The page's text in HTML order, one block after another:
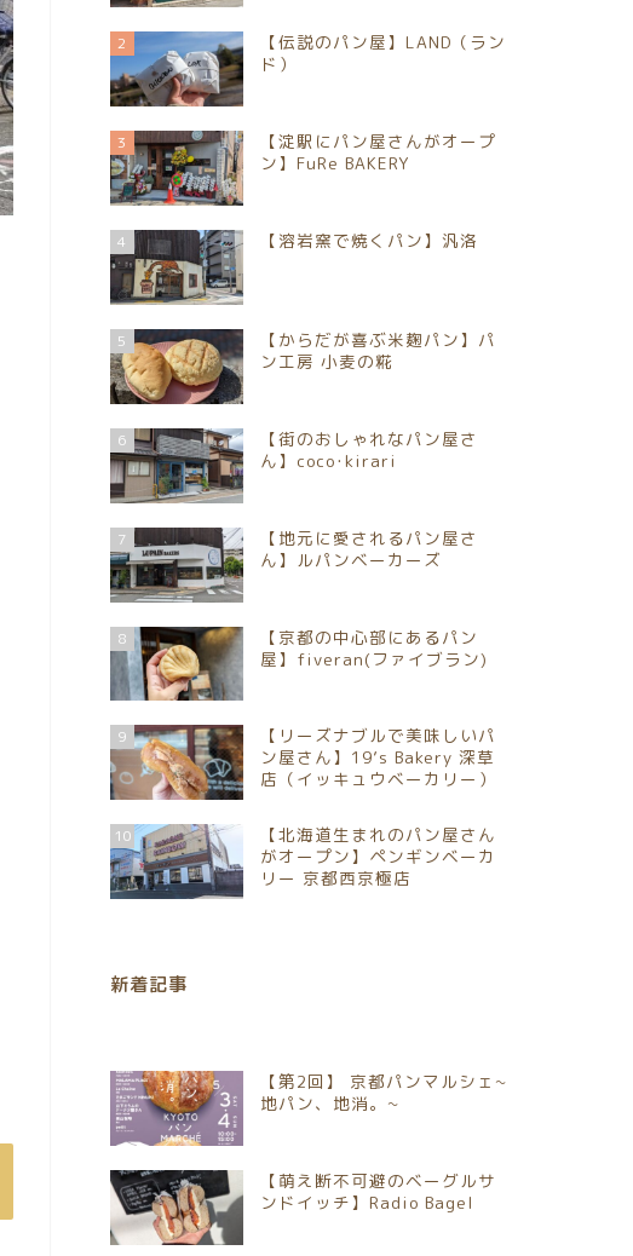
2
【伝説のパン屋】LAND（ラン
ド）
3
【淀駅にパン屋さんがオープ
ン】FuRe BAKERY
4 【溶岩窯で焼くパン】汎洛
5
【からだが喜ぶ米麹パン】パ
ン工房 小麦の糀
6
【街のおしゃれなパン屋さ
ん】coco･kirari
7
【地元に愛されるパン屋さ
ん】ルパンベーカーズ
8
【京都の中心部にあるパン
屋】fiveran(ファイブラン)
9
【リーズナブルで美味しいパ
ン屋さん】19’s Bakery 深草
店（イッキュウベーカリー）
10
【北海道生まれのパン屋さん
がオープン】ペンギンベーカ
リー 京都西京極店
新着記事
【第2回】 京都パンマルシェ~
地パン、地消。~
【萌え断不可避のベーグルサ
ンドイッチ】Radio Bagel